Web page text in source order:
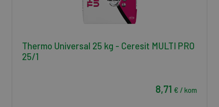
Thermo Universal 25 kg - Ceresit MULTI PRO
25/1
8,71 € / kom